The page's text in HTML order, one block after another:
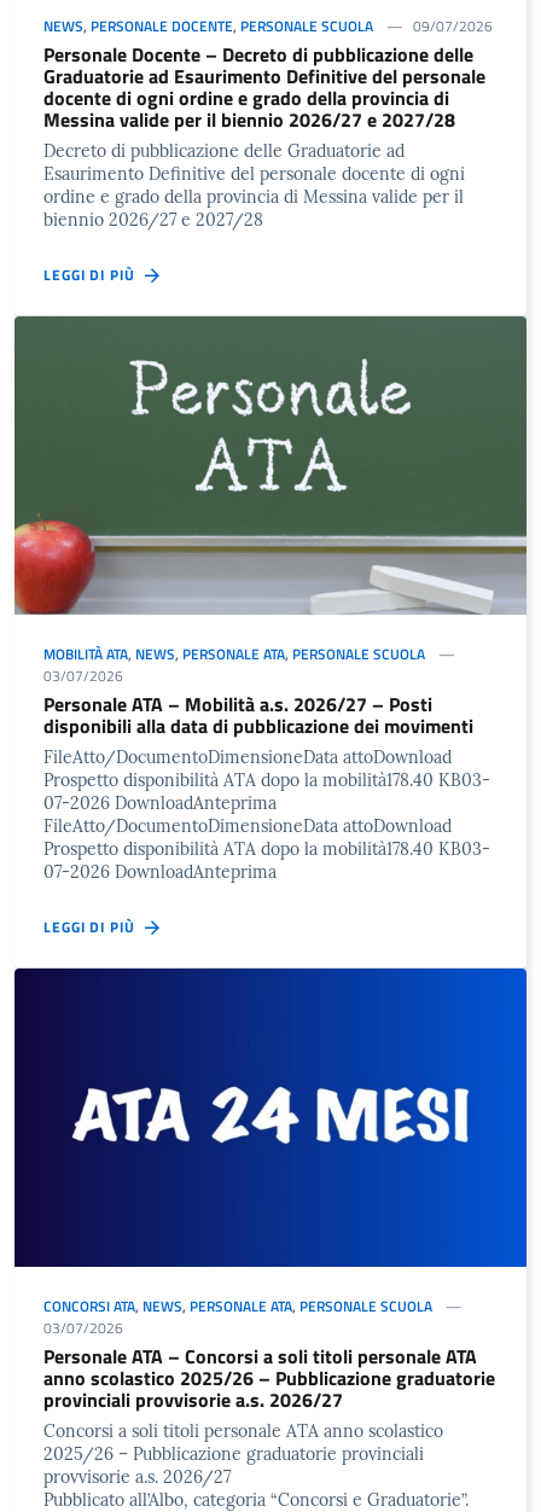
NEWS, PERSONALE DOCENTE, PERSONALE SCUOLA 09/07/2026
Personale Docente – Decreto di pubblicazione delle
Graduatorie ad Esaurimento Definitive del personale
docente di ogni ordine e grado della provincia di
Messina valide per il biennio 2026/27 e 2027/28
Decreto di pubblicazione delle Graduatorie ad
Esaurimento Definitive del personale docente di ogni
ordine e grado della provincia di Messina valide per il
biennio 2026/27 e 2027/28
LEGGI DI PIÙ
MOBILITÀ ATA, NEWS, PERSONALE ATA, PERSONALE SCUOLA
03/07/2026
Personale ATA – Mobilità a.s. 2026/27 – Posti
disponibili alla data di pubblicazione dei movimenti
FileAtto/DocumentoDimensioneData attoDownload
Prospetto disponibilità ATA dopo la mobilità178.40 KB03-
07-2026 DownloadAnteprima
FileAtto/DocumentoDimensioneData attoDownload
Prospetto disponibilità ATA dopo la mobilità178.40 KB03-
07-2026 DownloadAnteprima
LEGGI DI PIÙ
CONCORSI ATA, NEWS, PERSONALE ATA, PERSONALE SCUOLA
03/07/2026
Personale ATA – Concorsi a soli titoli personale ATA
anno scolastico 2025/26 – Pubblicazione graduatorie
provinciali provvisorie a.s. 2026/27
Concorsi a soli titoli personale ATA anno scolastico
2025/26 – Pubblicazione graduatorie provinciali
provvisorie a.s. 2026/27
Pubblicato all’Albo, categoria “Concorsi e Graduatorie”.